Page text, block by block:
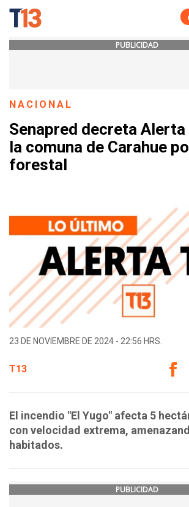
PUBLICIDAD
NACIONAL
Senapred decreta Alerta
la comuna de Carahue
forestal
23 DE NOVIEMBRE DE 2024 - 22:56 HRS.
T13
El incendio "El Yugo" afecta 5
con velocidad extrema,
habitados.
PUBLICIDAD